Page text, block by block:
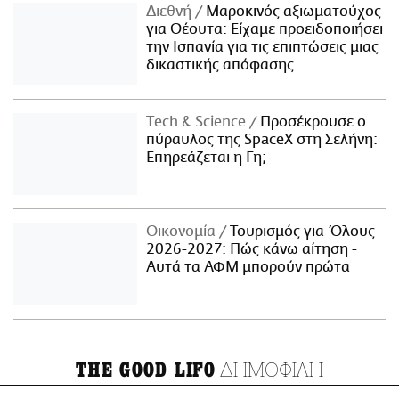
Διεθνή
Μαροκινός αξιωματούχος
για Θέουτα: Είχαμε προειδοποιήσει
την Ισπανία για τις επιπτώσεις μιας
δικαστικής απόφασης
Τech & Science
Προσέκρουσε ο
πύραυλος της SpaceX στη Σελήνη:
Επηρεάζεται η Γη;
Οικονομία
Τουρισμός για Όλους
2026-2027: Πώς κάνω αίτηση -
Αυτά τα ΑΦΜ μπορούν πρώτα
THE GOOD LIFO ΔΗΜΟΦΙΛΗ